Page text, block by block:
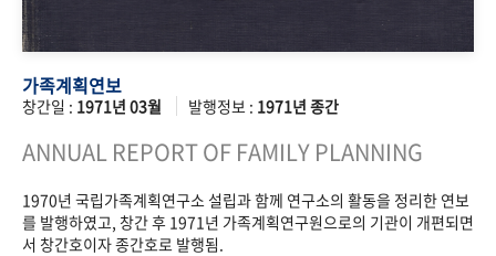
가족계획연보
창간일 : 1971년 03월 발행정보 : 1971년 종간
ANNUAL REPORT OF FAMILY PLANNING
1970년 국립가족계획연구소 설립과 함께 연구소의 활동을 정리한 연보
를 발행하였고, 창간 후 1971년 가족계획연구원으로의 기관이 개편되면
서 창간호이자 종간호로 발행됨.